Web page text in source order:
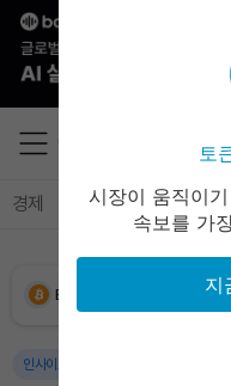
경제 마켓 정책 정치
Bitcoin (BTC)
Ethereum (ETH)
인사이트 암호
토
시장이 움직이
속보를 가
지